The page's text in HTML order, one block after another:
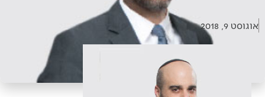
אוגוסט 9, 2018